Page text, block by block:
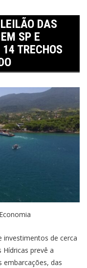
DAS
SP E
TRECHOS
Economia
investimentos de cerca
Hídricas prevê a
embarcações, das